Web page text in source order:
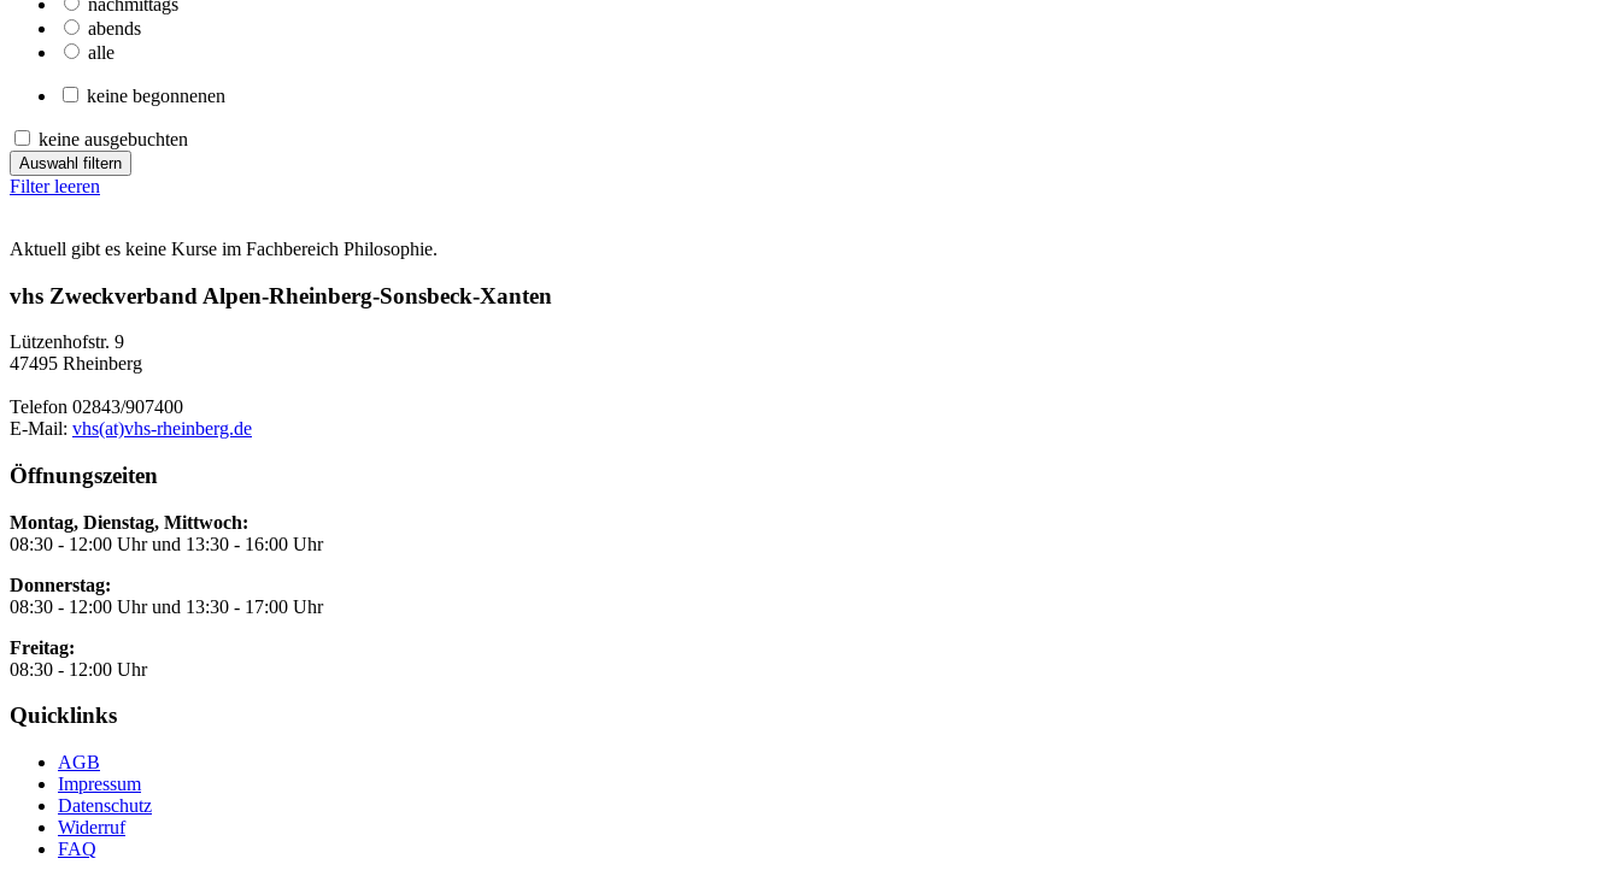
abends
alle
keine begonnenen
keine ausgebuchten
Auswahl filtern
Filter leeren
Aktuell gibt es keine Kurse im Fachbereich Philosophie.
vhs Zweckverband Alpen-Rheinberg-Sonsbeck-Xanten
Lützenhofstr. 9
47495 Rheinberg
Telefon 02843/907400
E-Mail: vhs(at)vhs-rheinberg.de
Öffnungszeiten
Montag, Dienstag, Mittwoch:
08:30 - 12:00 Uhr und 13:30 - 16:00 Uhr
Donnerstag:
08:30 - 12:00 Uhr und 13:30 - 17:00 Uhr
Freitag:
08:30 - 12:00 Uhr
Quicklinks
AGB
Impressum
Datenschutz
Widerruf
FAQ